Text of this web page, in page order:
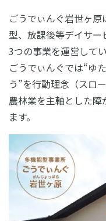
ごうでぃんぐ岩世ヶ
型、放課後等デイサー
3つの事業を運営して
ごうでぃんぐでは“ゆ
う”を行動理念（スロ
農林業を主軸とした
ます。